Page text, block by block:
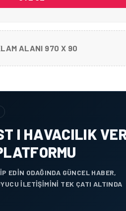
ALANI 970 X 90
I HAVACILIK
EDIN ODAĞINDA GÜNCEL HABER,
ILETIŞIMINI TEK ÇATI ALTINDA